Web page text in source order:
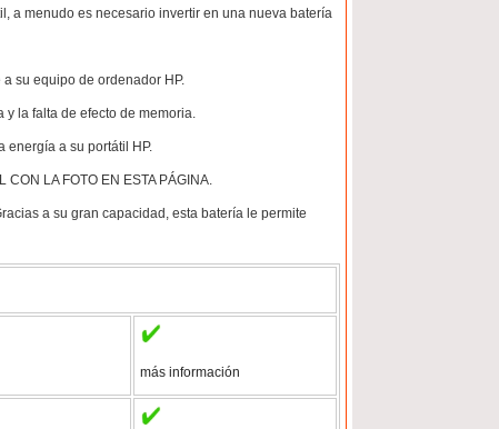
a menudo es necesario invertir en una nueva batería
su equipo de ordenador HP.
y la falta de efecto de memoria.
energía a su portátil HP.
LA FOTO EN ESTA PÁGINA.
a su gran capacidad, esta batería le permite
más información